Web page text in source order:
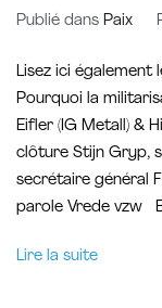
Publié dans Paix
Lisez ici également
Pourquoi la
Eifler (IG Metall) &
clôture Stijn Gryp,
secrétaire général
parole Vrede vzw
Lire la suite